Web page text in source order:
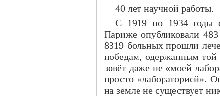
40 лет научной работы.
С 1919 по 1934 годы
Париже опубликовали
8319 больных прошли
победам, одержанным той
зовёт даже не «моей
просто «лабораторией».
на земле не существует